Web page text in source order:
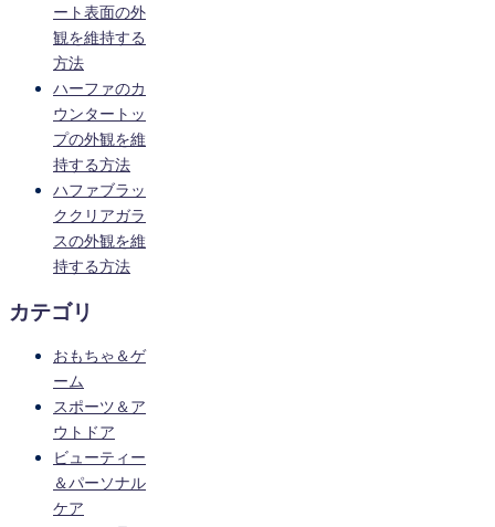
ート表面の外
観を維持する
方法
ハーファのカ
ウンタートッ
プの外観を維
持する方法
ハファブラッ
ククリアガラ
スの外観を維
持する方法
カテゴリ
おもちゃ＆ゲ
ーム
スポーツ＆ア
ウトドア
ビューティー
＆パーソナル
ケア